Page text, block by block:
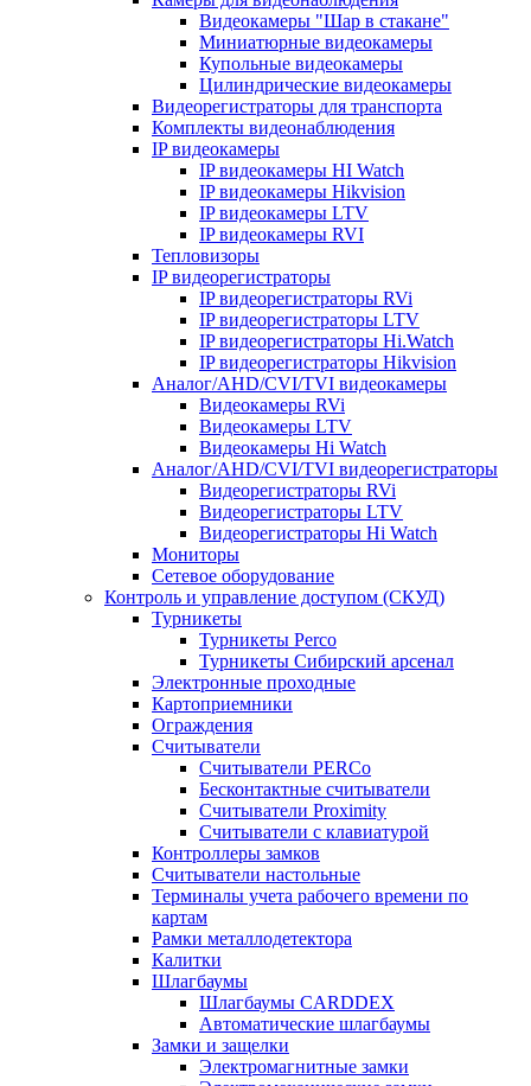
Видеокамеры "Шар в стакане"
Миниатюрные видеокамеры
Купольные видеокамеры
Цилиндрические видеокамеры
Видеорегистраторы для транспорта
Комплекты видеонаблюдения
IP видеокамеры
IP видеокамеры HI Watch
IP видеокамеры Hikvision
IP видеокамеры LTV
IP видеокамеры RVI
Тепловизоры
IP видеорегистраторы
IP видеорегистраторы RVi
IP видеорегистраторы LTV
IP видеорегистраторы Hi.Watch
IP видеорегистраторы Hikvision
Аналог/AHD/CVI/TVI видеокамеры
Видеокамеры RVi
Видеокамеры LTV
Видеокамеры Hi Watch
Аналог/AHD/CVI/TVI видеорегистраторы
Видеорегистраторы RVi
Видеорегистраторы LTV
Видеорегистраторы Hi Watch
Мониторы
Сетевое оборудование
Контроль и управление доступом (СКУД)
Турникеты
Турникеты Perco
Турникеты Сибирский арсенал
Электронные проходные
Картоприемники
Ограждения
Считыватели
Считыватели PERCo
Бесконтактные считыватели
Считыватели Proximity
Считыватели с клавиатурой
Контроллеры замков
Считыватели настольные
Терминалы учета рабочего времени по
картам
Рамки металлодетектора
Калитки
Шлагбаумы
Шлагбаумы CARDDEX
Автоматические шлагбаумы
Замки и защелки
Электромагнитные замки